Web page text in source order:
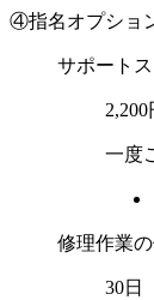
④指名オプショ
サポート
2,200
一度
修理作業
30日